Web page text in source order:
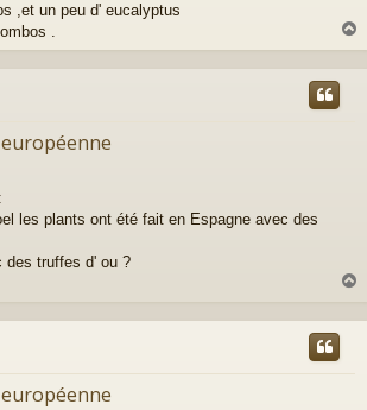
,et un peu d' eucalyptus
.
a
les plants ont été fait en Espagne avec des
des truffes d' ou ?
u